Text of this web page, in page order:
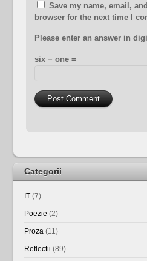
Save my name, email,
browser for the next time I
Please enter an answer in
six − one =
Categorii
IT (7)
Poezie (2)
Proza (11)
Reflectii (89)